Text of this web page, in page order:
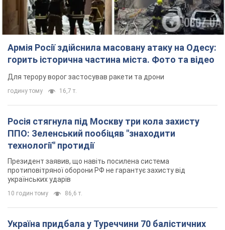
Армія Росії здійснила масовану атаку на Одесу:
горить історична частина міста. Фото та відео
Для терору ворог застосував ракети та дрони
годину тому 16,7 т.
Росія стягнула під Москву три кола захисту
ППО: Зеленський пообіцяв "знаходити
технології" протидії
Президент заявив, що навіть посилена система
протиповітряної оборони РФ не гарантує захисту від
українських ударів
10 годин тому 86,6 т.
Україна придбала у Туреччини 70 балістичних